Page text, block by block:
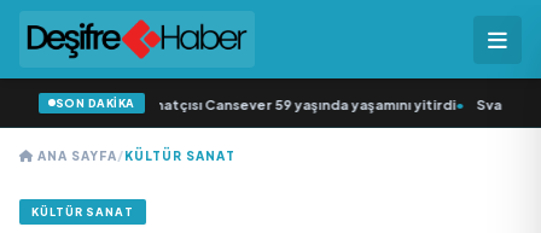
SON DAKİKA
müziğin sevilen sanatçısı Cansever 59 yaşında yaşamını yitirdi• Svadba
ANA SAYFA/KÜLTÜR SANAT
KÜLTÜR SANAT